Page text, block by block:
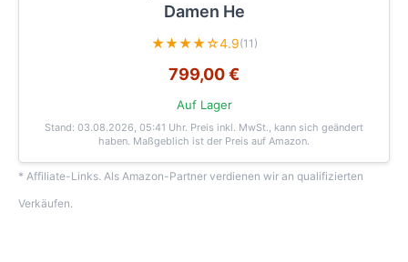
Damen He
★★★★☆4.9(11)
799,00 €
Auf Lager
Stand: 03.08.2026, 05:41 Uhr. Preis inkl. MwSt., kann sich geändert
haben. Maßgeblich ist der Preis auf Amazon.
* Affiliate-Links. Als Amazon-Partner verdienen wir an qualifizierten
Verkäufen.